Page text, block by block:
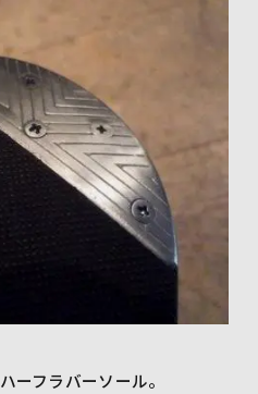
ハーフラバーソール。